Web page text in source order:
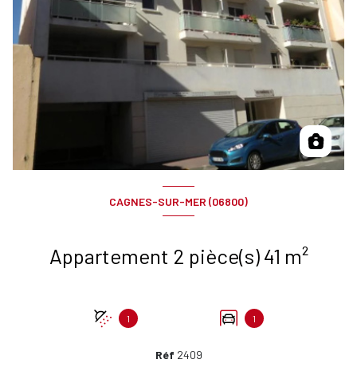
CAGNES-SUR-MER (06800)
Appartement 2 pièce(s) 41 m²
1 1
Réf 2409